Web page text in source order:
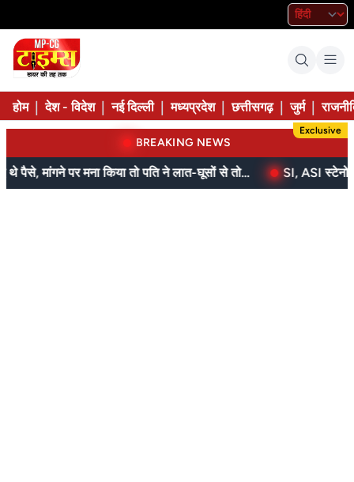
होम देश - विदेश नई दिल्ली मध्यप्रदेश छत्तीसगढ़ जुर्म
BREAKING NEWS
Exclusive
बेटे ने मां को दिए थे पैसे, मांगने पर मना किया तो पति ने लात-घूसों से तोड़ी तिल्ली; गिरफ्तार